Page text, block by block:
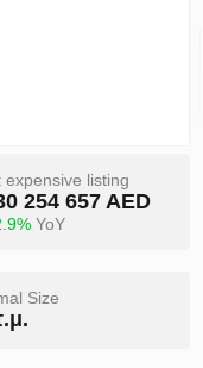
expensive listing
254 657 AED
YoY
Size